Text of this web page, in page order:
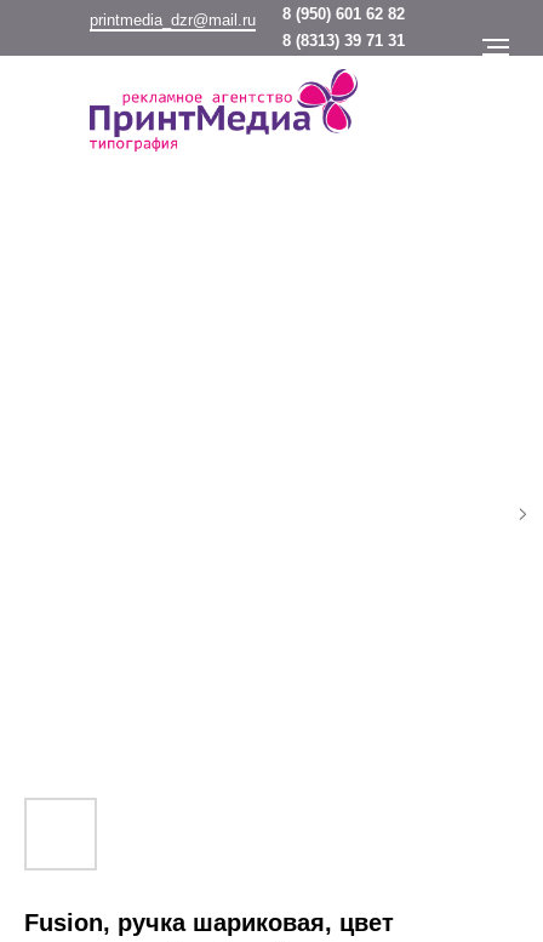
8 (950) 601 62 82
printmedia_dzr@mail.ru
8 (8313) 39 71 31
Fusion, ручка шариковая, цвет